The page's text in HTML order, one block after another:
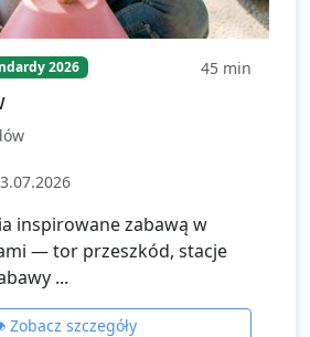
2026 45 min
inspirowane zabawą w
— tor przeszkód, stacje
...
Zobacz szczegóły